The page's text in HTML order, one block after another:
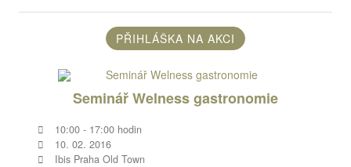
PŘIHLÁŠKA NA AKCI
Seminář Welness gastronomie
10:00 - 17:00 hodin
10. 02. 2016
Ibis Praha Old Town